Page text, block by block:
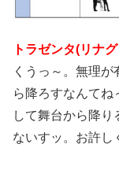
トラゼンタ(リナ
くうっ～。無理
ら降ろすなんてね
して舞台から降
ないすッ。お許し